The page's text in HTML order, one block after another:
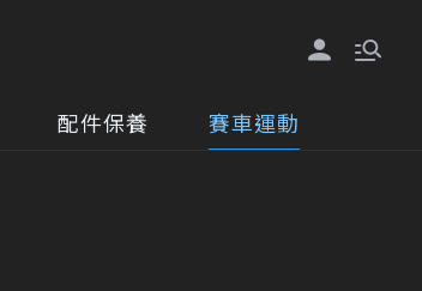
配件保養 賽車運動